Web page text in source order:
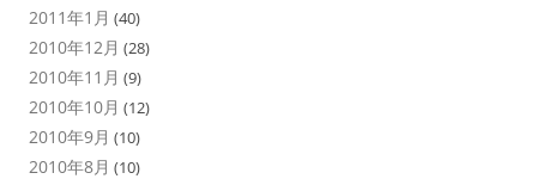
2011年1月 (40)
2010年12月 (28)
2010年11月 (9)
2010年10月 (12)
2010年9月 (10)
2010年8月 (10)